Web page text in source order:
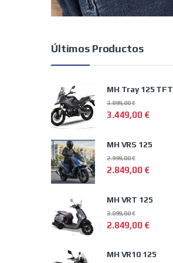
Últimos Productos
MH Tray 125 TFT
3.449,00 €
3.899,00€
MH VRS 125
2.849,00 €
2.999,00€
MH VRT 125
2.849,00 €
3.099,00€
MH VR10 125